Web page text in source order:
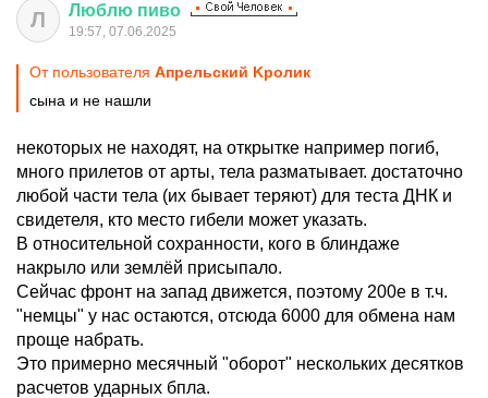
Л Люблю пиво
19:57, 07.06.2025
От пользователя Aпрельский Kролик
сына и не нашли
некоторых не находят, на открытке например погиб,
много прилетов от арты, тела разматывает. достаточно
любой части тела (их бывает теряют) для теста ДНК и
свидетеля, кто место гибели может указать.
В относительной сохранности, кого в блиндаже
накрыло или землёй присыпало.
Сейчас фронт на запад движется, поэтому 200е в т.ч.
"немцы" у нас остаются, отсюда 6000 для обмена нам
проще набрать.
Это примерно месячный "оборот" нескольких десятков
расчетов ударных бпла.